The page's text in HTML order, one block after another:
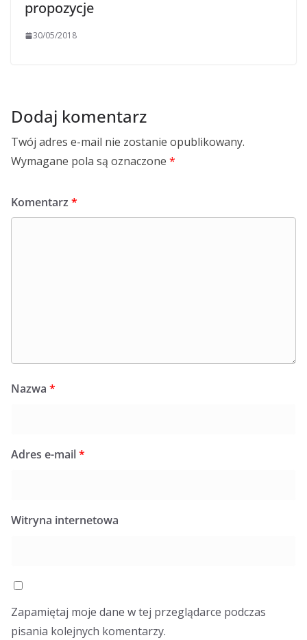
propozycje
30/05/2018
Dodaj komentarz
Twój adres e-mail nie zostanie opublikowany.
Wymagane pola są oznaczone *
Komentarz *
Nazwa *
Adres e-mail*
Witryna internetowa
Zapamiętaj moje dane w tej przeglądarce podczas
pisania kolejnych komentarzy.